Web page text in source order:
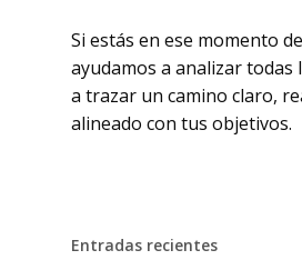
Si estás en ese momento
ayudamos a analizar todas
a trazar un camino claro,
alineado con tus objetivos.
Entradas recientes